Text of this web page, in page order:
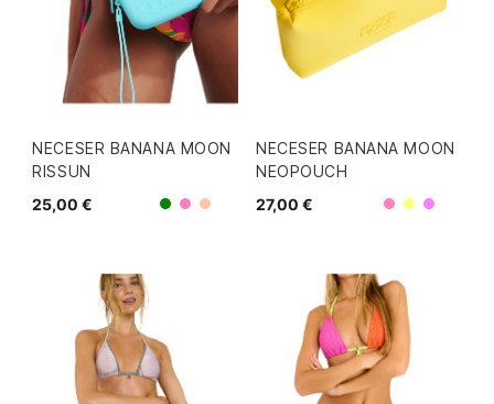
NECESER BANANA MOON
RISSUN
25,00 €
Verde
RosaCoral
NECESER BANANA MOON
NEOPOUCH
27,00 €
RosaAmarillo